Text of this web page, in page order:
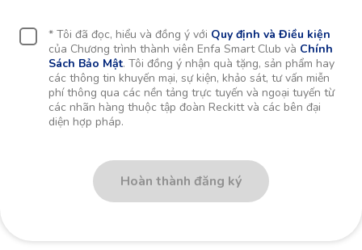
* Tôi đã đọc, hiểu và đồng ý với Quy định và Điều kiện
của Chương trình thành viên Enfa Smart Club và Chính
Sách Bảo Mật. Tôi đồng ý nhận quà tặng, sản phẩm hay
các thông tin khuyến mại, sự kiện, khảo sát, tư vấn miễn
phí thông qua các nền tảng trực tuyến và ngoại tuyến từ
các nhãn hàng thuộc tập đoàn Reckitt và các bên đại
diện hợp pháp.
Hoàn thành đăng ký